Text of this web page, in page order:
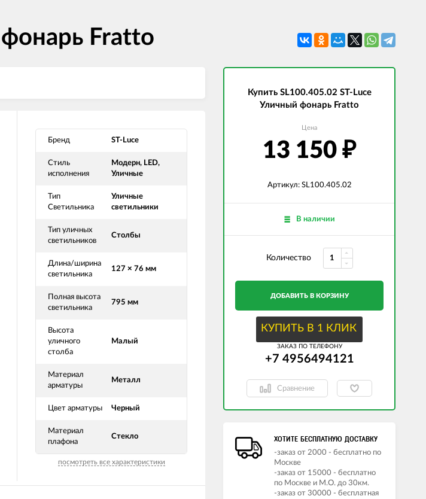
СВЕТОДИОДНЫЕ ЛАМПЫ
Fratto
Бренд ST-Luce
Стиль
исполнения
Модерн, LED,
Уличные
Тип
Светильника
Уличные
светильники
Тип уличных
светильников
Столбы
Длина/ширина
светильника
127 × 76 мм
Полная высота
светильника
795 мм
Высота
уличного
столба
Малый
Материал
арматуры
Металл
Цвет арматуры Черный
Материал
плафона
Стекло
посмотреть все характеристики
Купить SL100.405.02 ST-Luce
Уличный фонарь Fratto
Цена
13 150 ₽
Артикул: SL100.405.02
В наличии
Количество
ДОБАВИТЬ В КОРЗИНУ
КУПИТЬ В 1 КЛИК
ЗАКАЗ ПО ТЕЛЕФОНУ
+7 4956494121
Сравнение
ХОТИТЕ БЕСПЛАТНУЮ ДОСТАВКУ
-заказ от 2000 - бесплатно по
Москве
-заказ от 15000 - бесплатно
по Москве и М.О. до 30км.
-заказ от 30000 - бесплатная